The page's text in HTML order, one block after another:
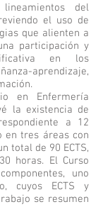
del
el uso de
que alienten a
participación y
en los
aprendizaje,
en Enfermería
la existencia de
a 12
en tres áreas con
total de 90 ECTS,
horas. El Curso
uno
cuyos ECTS y
se resumen